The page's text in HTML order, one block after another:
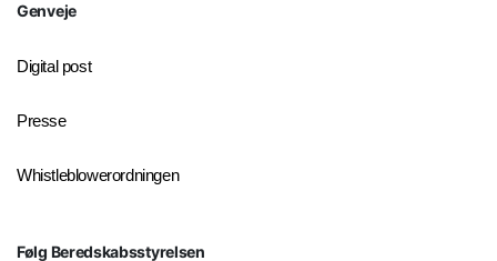
Genveje
Digital post
Presse
Whistleblowerordningen
Følg Beredskabsstyrelsen